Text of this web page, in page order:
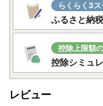
● 返礼品の発送時期
ージの【発送時期】
● 配送日のご指定は
場合は、備考欄にご
● 返礼品出荷後の住
負担となります。お
● お受け取り後は速
らくらく3
ふるさと納
控除上限額
控除シミュ
レビュー